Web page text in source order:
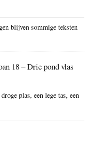
blijven sommige teksten
18 – Drie pond vlas
plas, een lege tas, een